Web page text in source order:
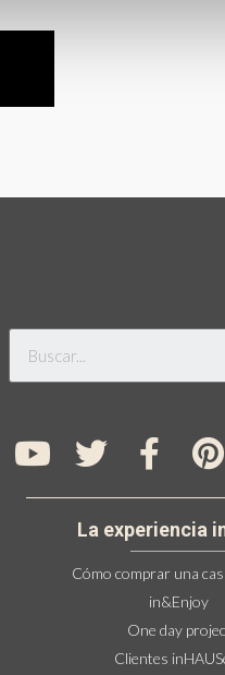
La experiencia
Cómo comprar una
in&Enjoy
One day
Clientes